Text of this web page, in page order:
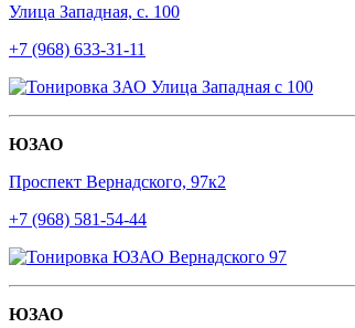
Улица Западная, с. 100
+7 (968) 633-31-11
ЮЗАО
Проспект Вернадского, 97к2
+7 (968) 581-54-44
ЮЗАО